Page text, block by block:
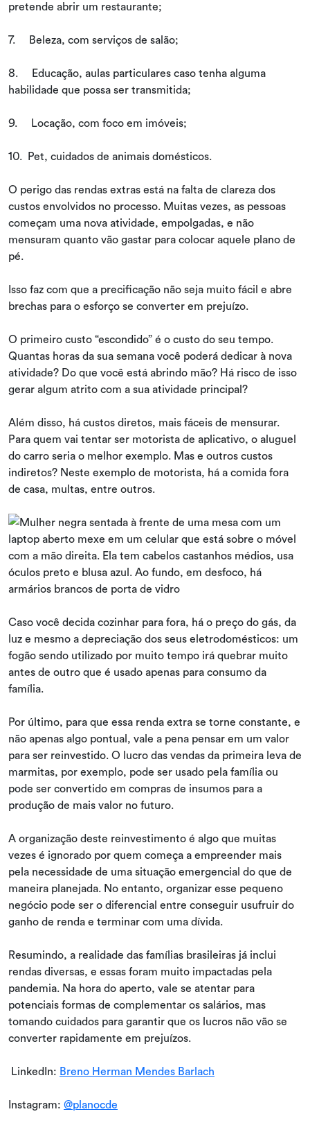
pretende abrir um restaurante;
7. Beleza, com serviços de salão;
8. Educação, aulas particulares caso tenha alguma
habilidade que possa ser transmitida;
9. Locação, com foco em imóveis;
10. Pet, cuidados de animais domésticos.
O perigo das rendas extras está na falta de clareza dos
custos envolvidos no processo. Muitas vezes, as pessoas
começam uma nova atividade, empolgadas, e não
mensuram quanto vão gastar para colocar aquele plano de
pé.
Isso faz com que a precificação não seja muito fácil e abre
brechas para o esforço se converter em prejuízo.
O primeiro custo “escondido” é o custo do seu tempo.
Quantas horas da sua semana você poderá dedicar à nova
atividade? Do que você está abrindo mão? Há risco de isso
gerar algum atrito com a sua atividade principal?
Além disso, há custos diretos, mais fáceis de mensurar.
Para quem vai tentar ser motorista de aplicativo, o aluguel
do carro seria o melhor exemplo. Mas e outros custos
indiretos? Neste exemplo de motorista, há a comida fora
de casa, multas, entre outros.
Caso você decida cozinhar para fora, há o preço do gás, da
luz e mesmo a depreciação dos seus eletrodomésticos: um
fogão sendo utilizado por muito tempo irá quebrar muito
antes de outro que é usado apenas para consumo da
família.
Por último, para que essa renda extra se torne constante, e
não apenas algo pontual, vale a pena pensar em um valor
para ser reinvestido. O lucro das vendas da primeira leva de
marmitas, por exemplo, pode ser usado pela família ou
pode ser convertido em compras de insumos para a
produção de mais valor no futuro.
A organização deste reinvestimento é algo que muitas
vezes é ignorado por quem começa a empreender mais
pela necessidade de uma situação emergencial do que de
maneira planejada. No entanto, organizar esse pequeno
negócio pode ser o diferencial entre conseguir usufruir do
ganho de renda e terminar com uma dívida.
Resumindo, a realidade das famílias brasileiras já inclui
rendas diversas, e essas foram muito impactadas pela
pandemia. Na hora do aperto, vale se atentar para
potenciais formas de complementar os salários, mas
tomando cuidados para garantir que os lucros não vão se
converter rapidamente em prejuízos.
LinkedIn: Breno Herman Mendes Barlach
Instagram: @planocde